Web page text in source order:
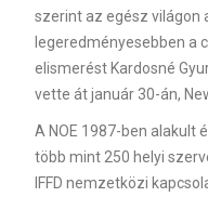
szerint az egész világon
legeredményesebben a
elismerést Kardosné
vette át január 30-án,
A NOE 1987-ben alakult
több mint 250 helyi
IFFD nemzetközi